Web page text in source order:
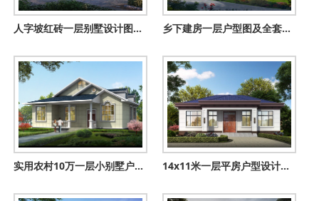
人字坡红砖一层别墅设计图，简约低调超实用，这样的房子人人能 乡下建房一层户型图及全套图纸，养老房，还是一层好
实用农村10万一层小别墅户型图及图纸，全套施工图 14x11米一层平房户型设计图，带前后门设计，好看不贵还实用！